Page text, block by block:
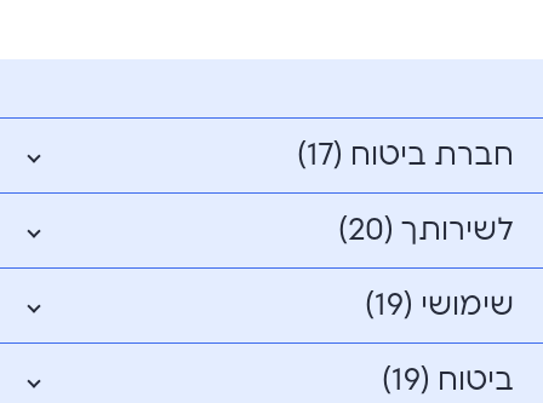
חברת ביטוח (17)
לשירותך (20)
שימושי (19)
ביטוח (19)